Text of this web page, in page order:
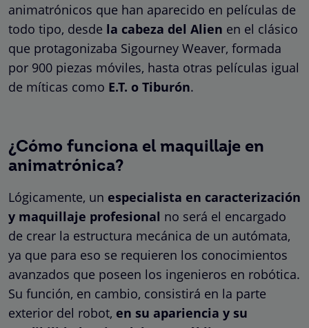
animatrónicos que han aparecido en películas de
todo tipo, desde la cabeza del Alien en el clásico
que protagonizaba Sigourney Weaver, formada
por 900 piezas móviles, hasta otras películas igual
de míticas como E.T. o Tiburón.
¿Cómo funciona el maquillaje en
animatrónica?
Lógicamente, un especialista en caracterización
y maquillaje profesional no será el encargado
de crear la estructura mecánica de un autómata,
ya que para eso se requieren los conocimientos
avanzados que poseen los ingenieros en robótica.
Su función, en cambio, consistirá en la parte
exterior del robot, en su apariencia y su